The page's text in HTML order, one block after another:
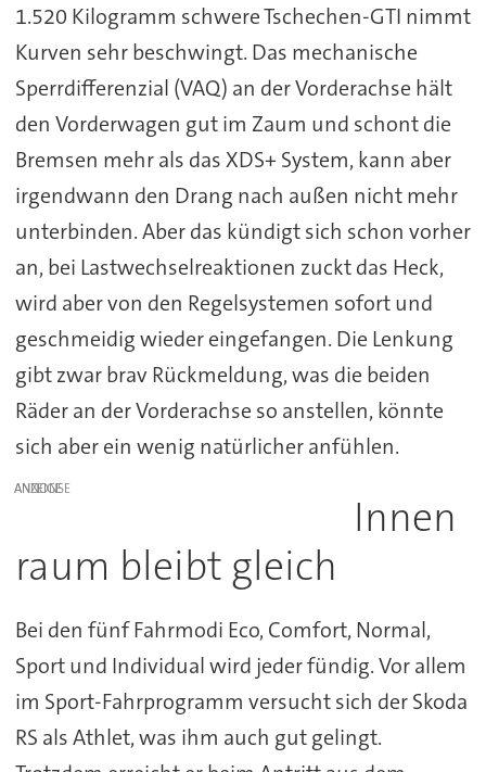
1.520 Kilogramm schwere Tschechen-GTI nimmt
Kurven sehr beschwingt. Das mechanische
Sperrdifferenzial (VAQ) an der Vorderachse hält
den Vorderwagen gut im Zaum und schont die
Bremsen mehr als das XDS+ System, kann aber
irgendwann den Drang nach außen nicht mehr
unterbinden. Aber das kündigt sich schon vorher
an, bei Lastwechselreaktionen zuckt das Heck,
wird aber von den Regelsystemen sofort und
geschmeidig wieder eingefangen. Die Lenkung
gibt zwar brav Rückmeldung, was die beiden
Räder an der Vorderachse so anstellen, könnte
sich aber ein wenig natürlicher anfühlen.
ANZEIGE
Innen
raum bleibt gleich
Bei den fünf Fahrmodi Eco, Comfort, Normal,
Sport und Individual wird jeder fündig. Vor allem
im Sport-Fahrprogramm versucht sich der Skoda
RS als Athlet, was ihm auch gut gelingt.